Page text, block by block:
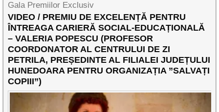
Gala Premiilor Exclusiv
VIDEO / PREMIU DE EXCELENȚĂ PENTRU
ÎNTREAGA CARIERĂ SOCIAL-EDUCAȚIONALĂ
– VALERIA POPESCU (PROFESOR
COORDONATOR AL CENTRULUI DE ZI
PETRILA, PREȘEDINTE AL FILIALEI JUDEȚULUI
HUNEDOARA PENTRU ORGANIZAȚIA ”SALVAȚI
COPIII”)